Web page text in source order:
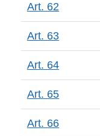
Art. 62
Art. 63
Art. 64
Art. 65
Art. 66